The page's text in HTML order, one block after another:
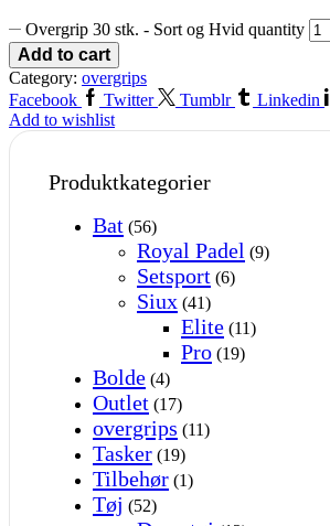
Overgrip 30 stk. - Sort og Hvid quantity
Add to cart
Category: overgrips
Facebook
Twitter Tumblr Linkedin
Add to wishlist
Produktkategorier
Bat (56)
Royal Padel (9)
Setsport (6)
Siux (41)
Elite (11)
Pro (19)
Bolde (4)
Outlet (17)
overgrips (11)
Tasker (19)
Tilbehør (1)
Tøj (52)